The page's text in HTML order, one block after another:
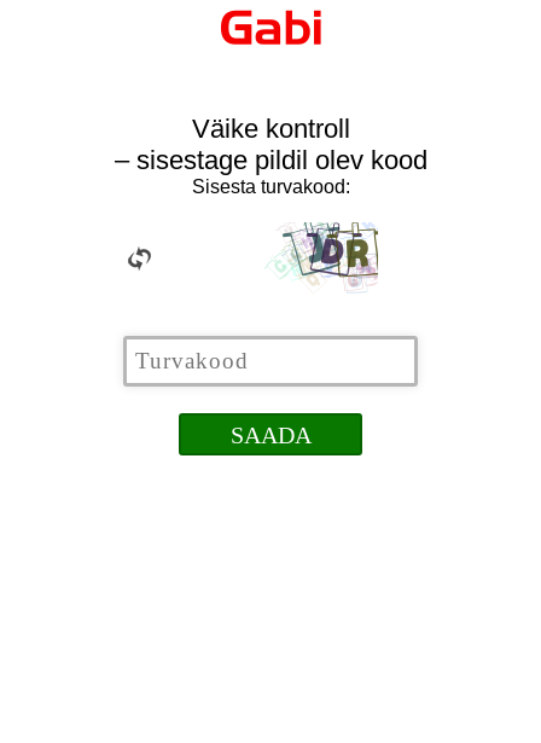
Väike kontroll
– sisestage pildil olev kood
Sisesta turvakood: